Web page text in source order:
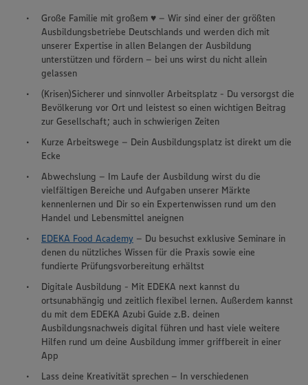
Große Familie mit großem ♥ – Wir sind einer der größten
Ausbildungsbetriebe Deutschlands und werden dich mit
unserer Expertise in allen Belangen der Ausbildung
unterstützen und fördern – bei uns wirst du nicht allein
gelassen
(Krisen)Sicherer und sinnvoller Arbeitsplatz - Du versorgst die
Bevölkerung vor Ort und leistest so einen wichtigen Beitrag
zur Gesellschaft; auch in schwierigen Zeiten
Kurze Arbeitswege – Dein Ausbildungsplatz ist direkt um die
Ecke
Abwechslung – Im Laufe der Ausbildung wirst du die
vielfältigen Bereiche und Aufgaben unserer Märkte
kennenlernen und Dir so ein Expertenwissen rund um den
Handel und Lebensmittel aneignen
EDEKA Food Academy – Du besuchst exklusive Seminare in
denen du nützliches Wissen für die Praxis sowie eine
fundierte Prüfungsvorbereitung erhältst
Digitale Ausbildung - Mit EDEKA next kannst du
ortsunabhängig und zeitlich flexibel lernen. Außerdem kannst
du mit dem EDEKA Azubi Guide z.B. deinen
Ausbildungsnachweis digital führen und hast viele weitere
Hilfen rund um deine Ausbildung immer griffbereit in einer
App
Lass deine Kreativität sprechen – In verschiedenen